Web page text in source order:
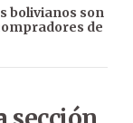
bolivianos son
de